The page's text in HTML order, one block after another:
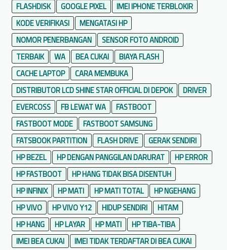
FLASHDISK
GOOGLE PIXEL
IMEI IPHONE TERBLOKIR
KODE VERIFIKASI
MENGATASI HP
NOMOR PENERBANGAN
SENSOR FOTO ANDROID
TERBAIK
WA BEA CUKAI
BIAYA FLASH
CACHE LAPTOP
CARA MEMBUKA
DISTRIBUTOR LCD SHINE STAR OFFICIAL DI DEPOK
DRIVER
EVERCOSS
FB LEWAT WA
FASTBOOT
FASTBOOT MODE
FASTBOOT SAMSUNG
FATSBOOK PARTITION
FLASH DRIVE
GERAK SENDIRI
HP BEZEL
HP DENGAN PANGGILAN DARURAT
HP ERROR
HP FASTBOOT
HP HANG TIDAK BISA DISENTUH
HP INFINIX
HP MATI HP MATI TOTAL
HP NGEHANG
HP VIVO
HP VIVO Y12 HIDUP SENDIRI
HITAM
HP HANG
HP LAYAR HP MATI
HP TIBA-TIBA
IMEI BEA CUKAI
IMEI TIDAK TERDAFTAR DI BEA CUKAI